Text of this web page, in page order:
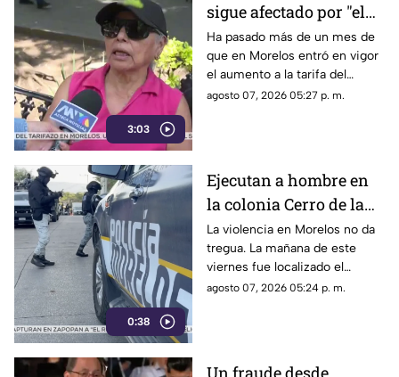
3:03
sigue afectado por "el
tarifazo"
Ha pasado más de un mes de
que en Morelos entró en vigor
el aumento a la tarifa del
transporte público. Un mes,
al interior de las unidades.
agosto 07, 2026 05:27 p. m.
0:38
Ejecutan a hombre en
la colonia Cerro de la
Corona
La violencia en Morelos no da
tregua. La mañana de este
viernes fue localizado el
cuerpo de un hombre con
agosto 07, 2026 05:24 p. m.
Un fraude desde